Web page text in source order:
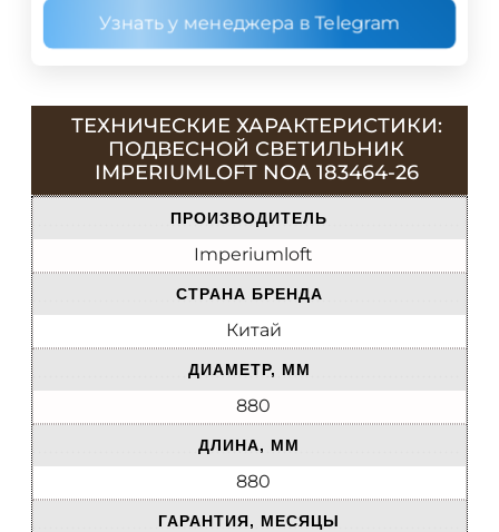
Узнать у менеджера в Telegram
ТЕХНИЧЕСКИЕ ХАРАКТЕРИСТИКИ:
ПОДВЕСНОЙ СВЕТИЛЬНИК
IMPERIUMLOFT NOA 183464-26
ПРОИЗВОДИТЕЛЬ
Imperiumloft
СТРАНА БРЕНДА
Китай
ДИАМЕТР, ММ
880
ДЛИНА, ММ
880
ГАРАНТИЯ, МЕСЯЦЫ